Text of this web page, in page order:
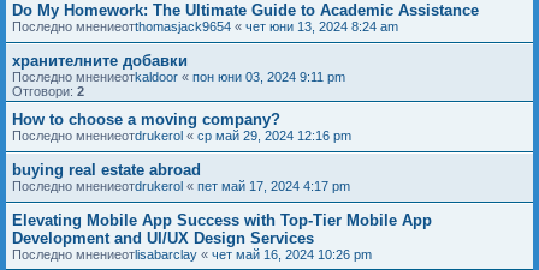
Do My Homework: The Ultimate Guide to Academic Assistance
Последно мнениеотthomasjack9654 « чет юни 13, 2024 8:24 am
хранителните добавки
Последно мнениеотkaldoor « пон юни 03, 2024 9:11 pm
Отговори: 2
How to choose a moving company?
Последно мнениеотdrukerol « ср май 29, 2024 12:16 pm
buying real estate abroad
Последно мнениеотdrukerol « пет май 17, 2024 4:17 pm
Elevating Mobile App Success with Top-Tier Mobile App
Development and UI/UX Design Services
Последно мнениеотlisabarclay « чет май 16, 2024 10:26 pm